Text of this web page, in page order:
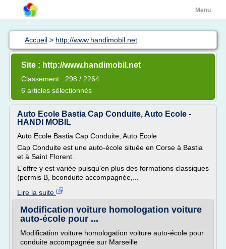
Menu
Accueil > http://www.handimobil.net
Site : http://www.handimobil.net
Classement : 298 / 2264
6 articles sélectionnés
Auto Ecole Bastia Cap Conduite, Auto Ecole -
HANDI MOBIL
Auto Ecole Bastia Cap Conduite, Auto Ecole
Cap Conduite est une auto-école située en Corse à Bastia
et à Saint Florent.
L'offre y est variée puisqu'en plus des formations classiques
(permis B, bconduite accompagnée,...
Lire la suite
Modification voiture homologation voiture
auto-école pour ...
Modification voiture homologation voiture auto-école pour
conduite accompagnée sur Marseille